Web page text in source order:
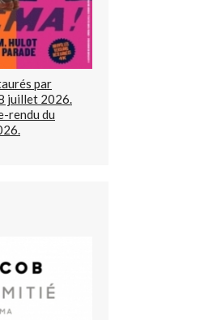
par
juillet 2026.
rendu du